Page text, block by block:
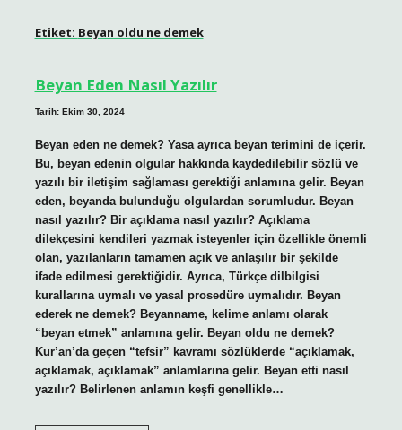
Etiket: Beyan oldu ne demek
Beyan Eden Nasıl Yazılır
Tarih: Ekim 30, 2024
Beyan eden ne demek? Yasa ayrıca beyan terimini de içerir.
Bu, beyan edenin olgular hakkında kaydedilebilir sözlü ve
yazılı bir iletişim sağlaması gerektiği anlamına gelir. Beyan
eden, beyanda bulunduğu olgulardan sorumludur. Beyan
nasıl yazılır? Bir açıklama nasıl yazılır? Açıklama
dilekçesini kendileri yazmak isteyenler için özellikle önemli
olan, yazılanların tamamen açık ve anlaşılır bir şekilde
ifade edilmesi gerektiğidir. Ayrıca, Türkçe dilbilgisi
kurallarına uymalı ve yasal prosedüre uymalıdır. Beyan
ederek ne demek? Beyanname, kelime anlamı olarak
“beyan etmek” anlamına gelir. Beyan oldu ne demek?
Kur’an’da geçen “tefsir” kavramı sözlüklerde “açıklamak,
açıklamak, açıklamak” anlamlarına gelir. Beyan etti nasıl
yazılır? Belirlenen anlamın keşfi genellikle…